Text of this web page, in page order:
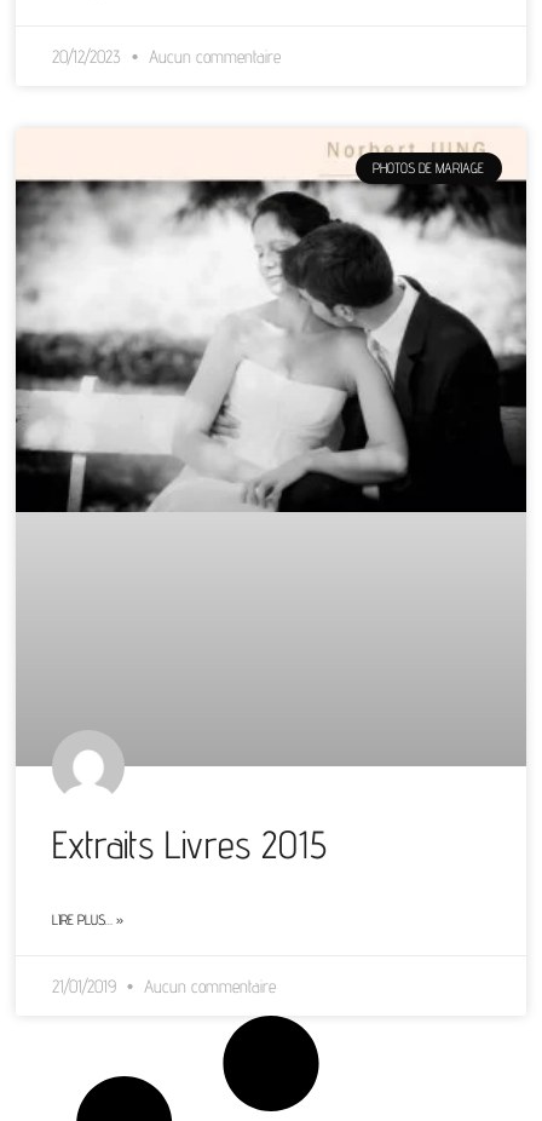
20/12/2023 Aucun commentaire
PHOTOS DE MARIAGE
Extraits Livres 2015
LIRE PLUS… »
21/01/2019 Aucun commentaire